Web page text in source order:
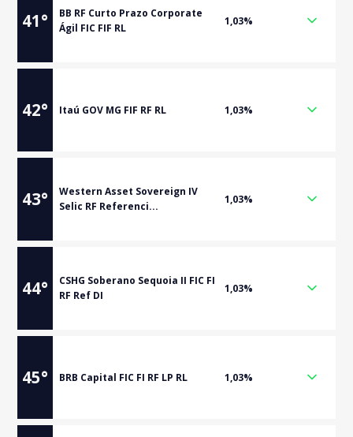
41°
BB RF Curto Prazo Corporate
Ágil FIC FIF RL
1,03%
42° Itaú GOV MG FIF RF RL 1,03%
43°
Western Asset Sovereign IV
Selic RF Referenci...
1,03%
44°
CSHG Soberano Sequoia II FIC FI
RF Ref DI
1,03%
45° BRB Capital FIC FI RF LP RL 1,03%